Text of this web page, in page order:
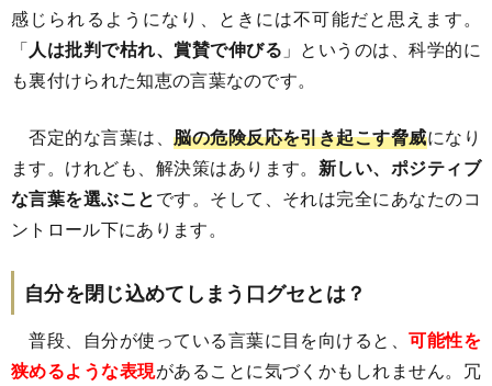
感じられるようになり、ときには不可能だと思えます。
「人は批判で枯れ、賞賛で伸びる 」というのは、科学的に
も裏付けられた知恵の言葉なのです。
否定的な言葉は、脳の危険反応を引き起こす脅威になり
ます。けれども、解決策はあります。 新しい、ポジティブ
な言葉を選ぶことです。そして、それは完全にあなたのコ
ントロール下にあります。
自分を閉じ込めてしまう口グセとは？
普段、自分が使っている言葉に目を向けると、可能性を
狭めるような表現があることに気づくかもしれません。冗